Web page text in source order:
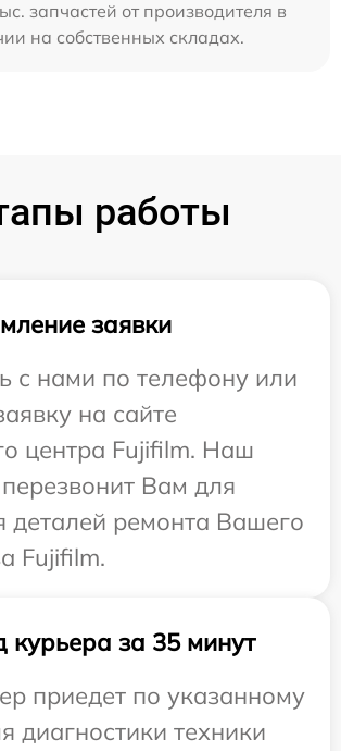
запчастей от производителя в
на собственных складах.
работы
заявки
с нами по телефону или
на сайте
центра Fujifilm. Наш
Вам для
деталей ремонта Вашего
Fujifilm.
курьера за 35 минут
приедет по указанному
диагностики техники